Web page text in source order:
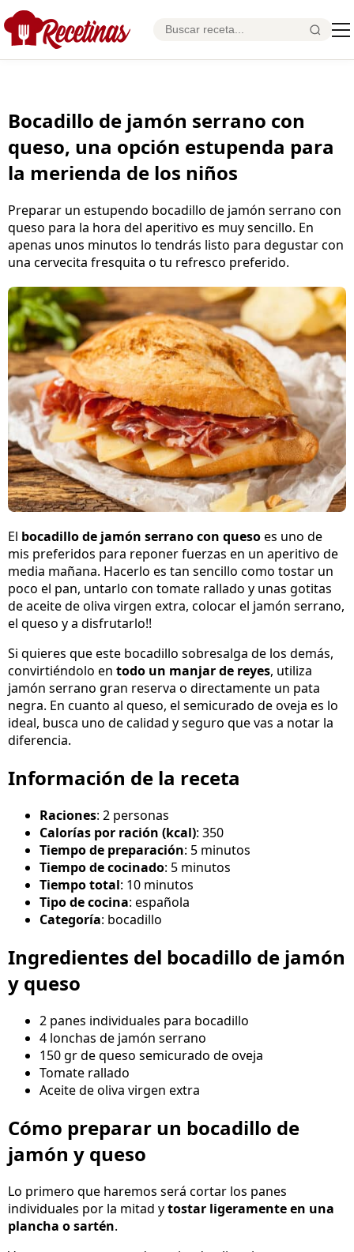
Bocadillo de jamón serrano con
queso, una opción estupenda para
la merienda de los niños
Preparar un estupendo bocadillo de jamón serrano con
queso para la hora del aperitivo es muy sencillo. En
apenas unos minutos lo tendrás listo para degustar con
una cervecita fresquita o tu refresco preferido.
El bocadillo de jamón serrano con quesoes uno de
mis preferidos para reponer fuerzas en un aperitivo de
media mañana. Hacerlo es tan sencillo como tostar un
poco el pan, untarlo con tomate rallado y unas gotitas
de aceite de oliva virgen extra, colocar el jamón serrano,
el queso y a disfrutarlo!!
Si quieres que este bocadillo sobresalga de los demás,
convirtiéndolo en todo un manjar de reyes, utiliza
jamón serrano gran reserva o directamente un pata
negra. En cuanto al queso, el semicurado de oveja es lo
ideal, busca uno de calidad y seguro que vas a notar la
diferencia.
Información de la receta
Raciones: 2 personas
Calorías por ración (kcal): 350
Tiempo de preparación: 5 minutos
Tiempo de cocinado: 5 minutos
Tiempo total: 10 minutos
Tipo de cocina: española
Categoría: bocadillo
Ingredientes del bocadillo de jamón
y queso
2 panes individuales para bocadillo
4 lonchas de jamón serrano
150 gr de queso semicurado de oveja
Tomate rallado
Aceite de oliva virgen extra
Cómo preparar un bocadillo de
jamón y queso
Lo primero que haremos será cortar los panes
individuales por la mitad ytostar ligeramente en una
plancha o sartén.